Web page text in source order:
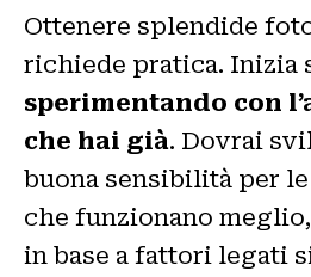
Ottenere splendide
richiede pratica. Inizia
sperimentando con
che hai già. Dovrai
buona sensibilità per
che funzionano
in base a fattori legati